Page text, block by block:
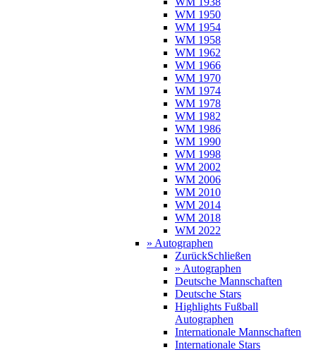
WM 1950
WM 1954
WM 1958
WM 1962
WM 1966
WM 1970
WM 1974
WM 1978
WM 1982
WM 1986
WM 1990
WM 1998
WM 2002
WM 2006
WM 2010
WM 2014
WM 2018
WM 2022
» Autographen
ZurückSchließen
» Autographen
Deutsche Mannschaften
Deutsche Stars
Highlights Fußball
Autographen
Internationale Mannschaften
Internationale Stars